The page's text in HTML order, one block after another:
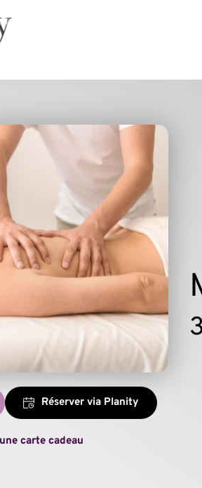
Réserver via Planity
carte cadeau